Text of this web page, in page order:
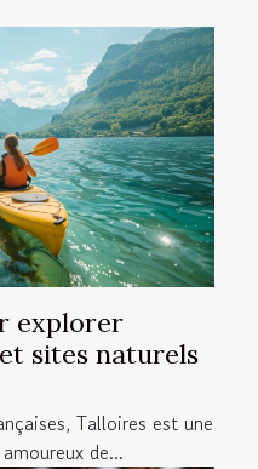
explorer
sites naturels
Talloires est une
de...